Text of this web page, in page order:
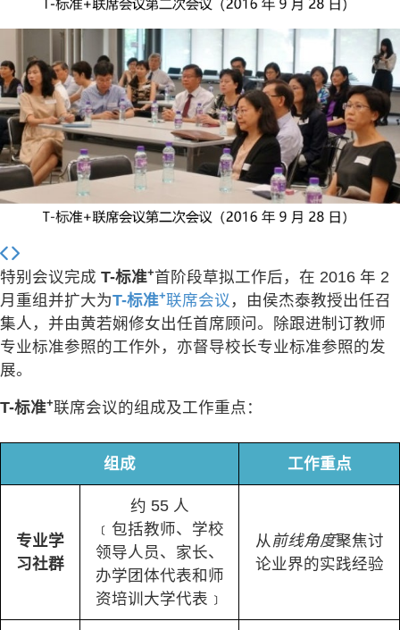
特别会议完成 T-标准+首阶段草拟工作后，在 2016 年 2
月重组并扩大为T-标准+联席会议 ，由侯杰泰教授出任召
集人，并由黄若娴修女出任首席顾问。除跟进制订教师
专业标准参照的工作外，亦督导校长专业标准参照的发
展。
T-标准+联席会议的组成及工作重点：
组成 工作重点
专业学
习社群
约 55 人
﹝包括教师、学校
领导人员、家长、
办学团体代表和师
资培训大学代表﹞
从 前线角度聚焦讨
论业界的实践经验